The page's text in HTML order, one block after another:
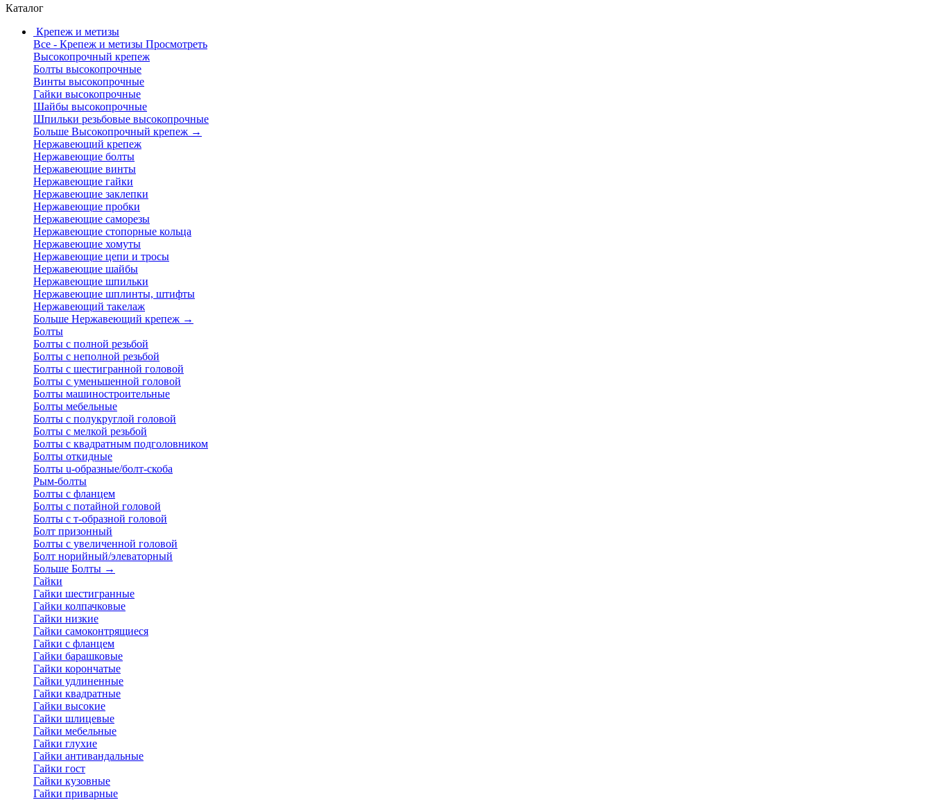
Каталог
Крепеж и метизы
Все - Крепеж и метизы Просмотреть
Высокопрочный крепеж
Болты высокопрочные
Винты высокопрочные
Гайки высокопрочные
Шайбы высокопрочные
Шпильки резьбовые высокопрочные
Больше Высокопрочный крепеж →
Нержавеющий крепеж
Нержавеющие болты
Нержавеющие винты
Нержавеющие гайки
Нержавеющие заклепки
Нержавеющие пробки
Нержавеющие саморезы
Нержавеющие стопорные кольца
Нержавеющие хомуты
Нержавеющие цепи и тросы
Нержавеющие шайбы
Нержавеющие шпильки
Нержавеющие шплинты, штифты
Нержавеющий такелаж
Больше Нержавеющий крепеж →
Болты
Болты с полной резьбой
Болты с неполной резьбой
Болты с шестигранной головой
Болты с уменьшенной головой
Болты машиностроительные
Болты мебельные
Болты с полукруглой головой
Болты с мелкой резьбой
Болты с квадратным подголовником
Болты откидные
Болты u-образные/болт-скоба
Рым-болты
Болты с фланцем
Болты с потайной головой
Болты с т-образной головой
Болт призонный
Болты с увеличенной головой
Болт норийный/элеваторный
Больше Болты →
Гайки
Гайки шестигранные
Гайки колпачковые
Гайки низкие
Гайки самоконтрящиеся
Гайки с фланцем
Гайки барашковые
Гайки корончатые
Гайки удлиненные
Гайки квадратные
Гайки высокие
Гайки шлицевые
Гайки мебельные
Гайки глухие
Гайки антивандальные
Гайки гост
Гайки кузовные
Гайки приварные